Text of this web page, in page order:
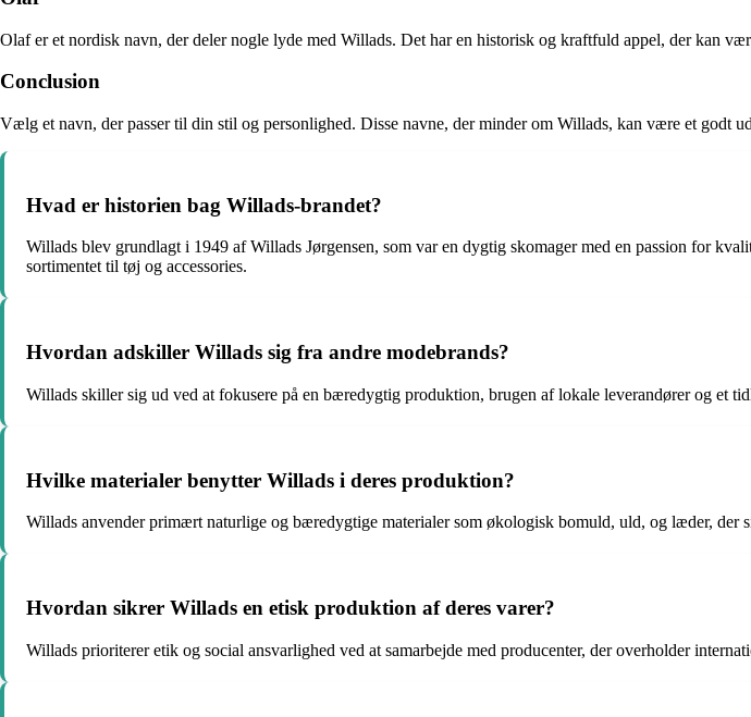
Olaf er et nordisk navn, der deler nogle lyde med Willads. Det har en historisk og kraftfuld appel, der kan
Conclusion
Vælg et navn, der passer til din stil og personlighed. Disse navne, der minder om Willads, kan være et godt
Hvad er historien bag Willads-brandet?
Willads blev grundlagt i 1949 af Willads Jørgensen, som var en dygtig skomager med en passion for
sortimentet til tøj og accessories.
Hvordan adskiller Willads sig fra andre modebrands?
Willads skiller sig ud ved at fokusere på en bæredygtig produktion, brugen af lokale leverandører og et
Hvilke materialer benytter Willads i deres produktion?
Willads anvender primært naturlige og bæredygtige materialer som økologisk bomuld, uld, og læder, der
Hvordan sikrer Willads en etisk produktion af deres varer?
Willads prioriterer etik og social ansvarlighed ved at samarbejde med producenter, der overholder